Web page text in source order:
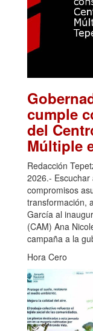
cumple
del
Múltiple
Redacción
2026.-
compromisos
transformación,
García al
(CAM) Ana
campaña a la
Hora Cero